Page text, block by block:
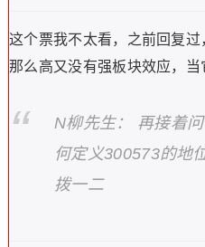
这个票我不太看，之前回复
那么高又没有强板块效应，当
N柳先生： 再接着
何定义300573的地
拨一二